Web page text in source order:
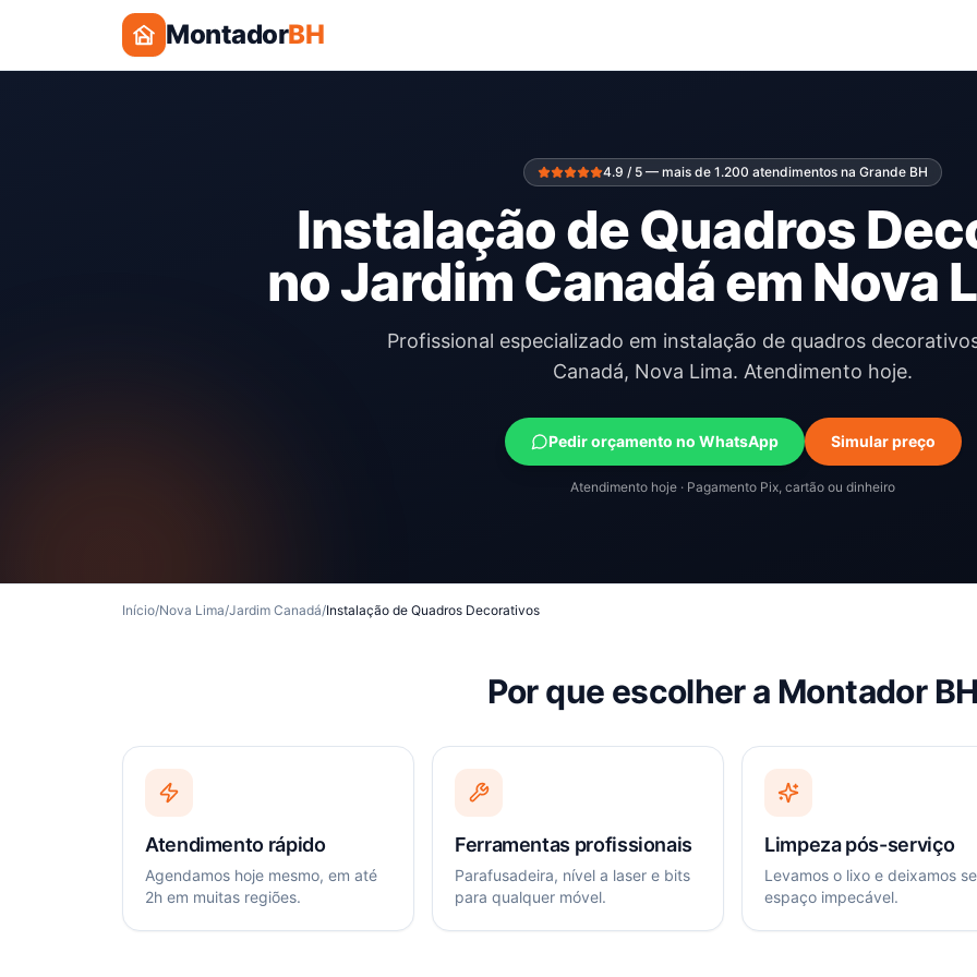
MontadorBH
4.9 / 5 — mais de 1.200 atendimentos na Grande BH
Instalação de Quadros
no Jardim Canadá em Nova
Profissional especializado em instalação de quadros
Canadá, Nova Lima. Atendimento hoje.
Pedir orçamento no WhatsApp Simular preço
Atendimento hoje · Pagamento Pix, cartão ou dinheiro
Início/Nova Lima/Jardim Canadá/Instalação de Quadros Decorativos
Por que escolher a Montador
Atendimento rápido
Agendamos hoje mesmo, em até
2h em muitas regiões.
Ferramentas profissionais
Parafusadeira, nível a laser e bits
para qualquer móvel.
Limpeza pós-serviço
Levamos o lixo e deixamos
espaço impecável.